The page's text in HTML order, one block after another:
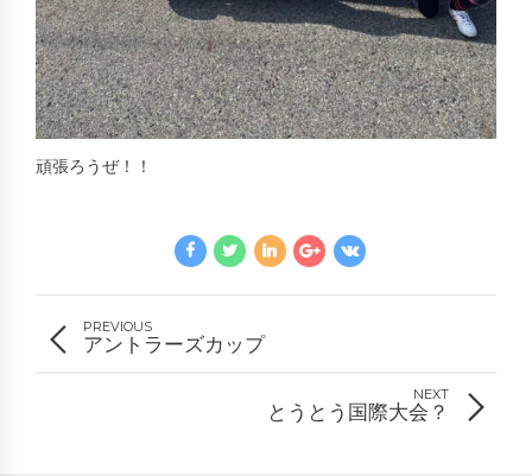
頑張ろうぜ！！
PREVIOUS
アントラーズカップ
NEXT
とうとう国際大会？